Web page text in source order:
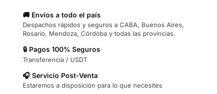
🚚 Envíos a todo el país
Despachos rápidos y seguros a CABA, Buenos Aires,
Rosario, Mendoza, Córdoba y todas las provincias.
🔒 Pagos 100% Seguros
Transferencia / USDT
🎧 Servicio Post-Venta
Estaremos a disposición para lo que necesites